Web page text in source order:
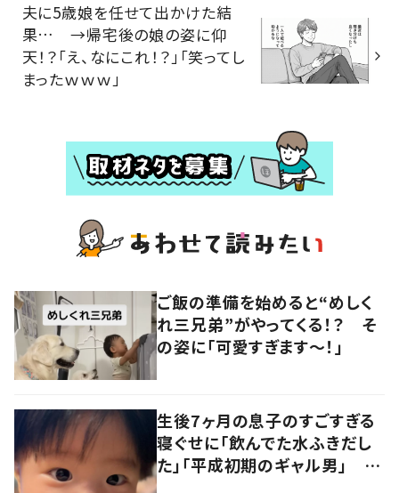
夫に5歳娘を任せて出かけた結
果… →帰宅後の娘の姿に仰
天！？「え、なにこれ！？」「笑ってし
まったｗｗｗ」
ご飯の準備を始めると“めしく
れ三兄弟”がやってくる！？ そ
の姿に「可愛すぎます〜！」
生後7ヶ月の息子のすごすぎる
寝ぐせに「飲んでた水ふきだし
た」「平成初期のギャル男」 実